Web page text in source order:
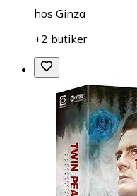
hos Ginza
+2 butiker